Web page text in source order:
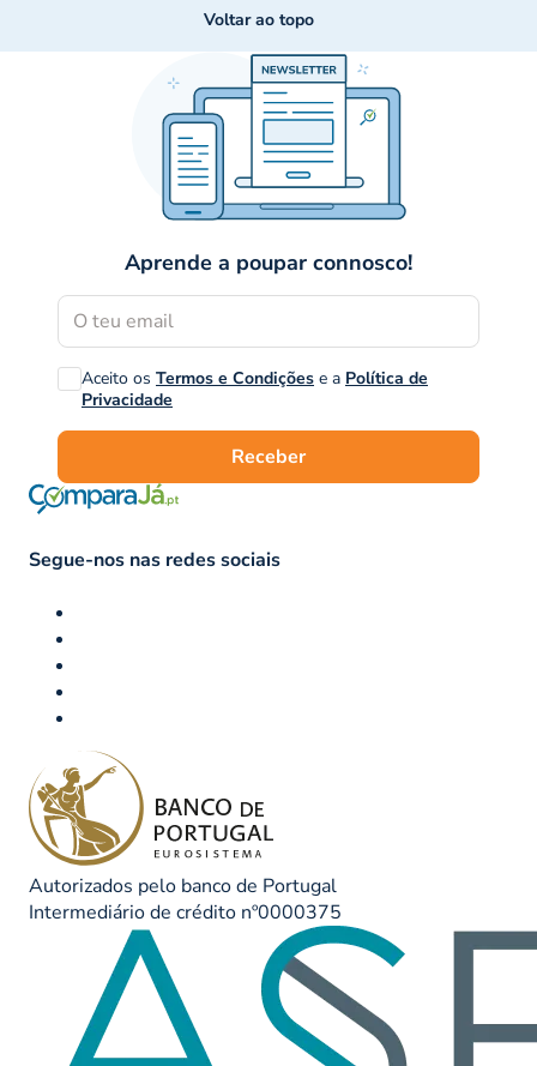
Voltar ao topo
Aprende a poupar connosco!
Aceito os Termos e Condições e a Política de
Privacidade
Receber
Segue-nos nas redes sociais
Autorizados pelo banco de Portugal
Intermediário de crédito nº0000375